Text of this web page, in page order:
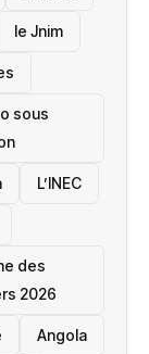
le Jnim
sous
L’INEC
des
2026
Angola